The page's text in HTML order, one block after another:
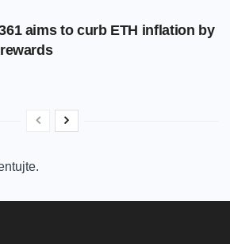
aims to curb ETH inflation by